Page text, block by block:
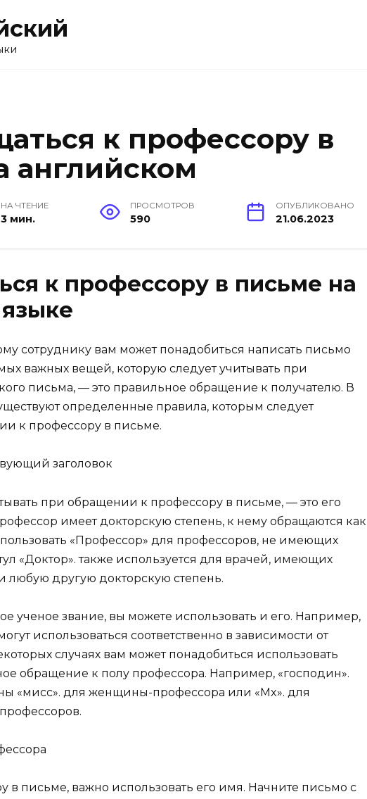
к профессору в
английском
НА ЧТЕНИЕ
3 мин.
ПРОСМОТРОВ
590
ОПУБЛИКОВАНО
21.06.2023
к профессору в письме на
сотруднику вам может понадобиться написать письмо
важных вещей, которую следует учитывать при
письма, — это правильное обращение к получателю. В
определенные правила, которым следует
к профессору в письме.
заголовок
при обращении к профессору в письме, — это его
имеет докторскую степень, к нему обращаются как
«Профессор» для профессоров, не имеющих
«Доктор». также используется для врачей, имеющих
любую другую докторскую степень.
ученое звание, вы можете использовать и его. Например,
использоваться соответственно в зависимости от
случаях вам может понадобиться использовать
обращение к полу профессора. Например, «господин».
«мисс». для женщины-профессора или «Mx». для
в письме, важно использовать его имя. Начните письмо с